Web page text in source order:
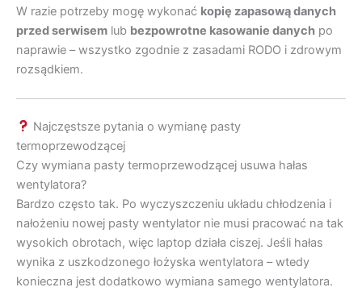
W razie potrzeby mogę wykonać kopię zapasową danych
przed serwisem lub bezpowrotne kasowanie danych po
naprawie – wszystko zgodnie z zasadami RODO i zdrowym
rozsądkiem.
Najczęstsze pytania o wymianę pasty
termoprzewodzącej
Czy wymiana pasty termoprzewodzącej usuwa hałas
wentylatora?
Bardzo często tak. Po wyczyszczeniu układu chłodzenia i
nałożeniu nowej pasty wentylator nie musi pracować na tak
wysokich obrotach, więc laptop działa ciszej. Jeśli hałas
wynika z uszkodzonego łożyska wentylatora – wtedy
konieczna jest dodatkowo wymiana samego wentylatora.